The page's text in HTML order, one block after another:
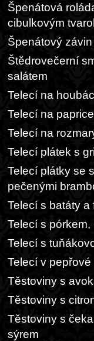
Špenátová
cibulkovým
Špenátový závin
Štědrovečerní
salátem
Telecí na
Telecí na
Telecí na
Telecí plátek s
Telecí plátky se
pečenými
Telecí s batáty a
Telecí s
Telecí s
Telecí v
Těstoviny s
Těstoviny s
Těstoviny s
sýrem